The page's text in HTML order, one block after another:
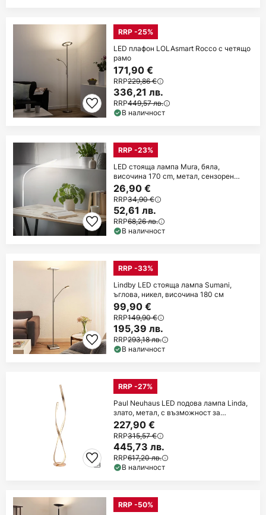
RRP -25%
LED плафон LOLAsmart Rocco с четящо
рамо
171,90 €
RRP229,86 €
336,21 лв.
RRP449,57 лв.
В наличност
RRP -23%
LED стояща лампа Mura, бяла,
височина 170 cm, метал, сензорен
димер
26,90 €
RRP34,90 €
52,61 лв.
RRP68,26 лв.
В наличност
RRP -33%
Lindby LED стояща лампа Sumani,
ъглова, никел, височина 180 см
99,90 €
RRP149,90 €
195,39 лв.
RRP293,18 лв.
В наличност
RRP -27%
Paul Neuhaus LED подова лампа Linda,
злато, метал, с възможност за
димиране
227,90 €
RRP315,57 €
445,73 лв.
RRP617,20 лв.
В наличност
RRP -50%